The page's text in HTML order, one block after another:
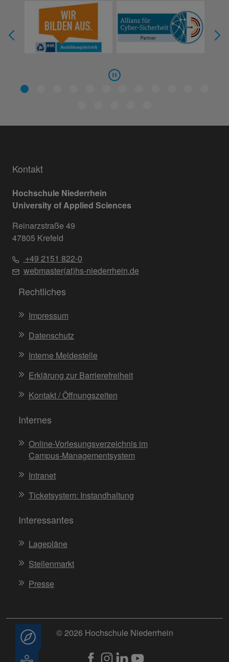
Kontakt
Hochschule Niederrhein
University of Applied Sciences
Reinarzstraße 49
47805 Krefeld
+49 2151 822-0
webmaster(at)hs-niederrhein.de
Rechtliches
Impressum
Datenschutz
Interne Meldestelle
Erklärung zur Barrierefreiheit
Kontakt / Öffnungszeiten
Internes
Online-Vorlesungsverzeichnis im
Campus-Managementsystem
Intranet
Ticketsystem: Instandhaltung
Interessantes
Lagepläne
Stellenmarkt
Presse
© 2026 Hochschule Niederrhein
Beratung